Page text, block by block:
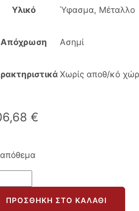
Υλικό Ύφασμα, Μέταλλο
Απόχρωση Ασημί
Χωρίς αποθ/κό
€
ΠΡΟΣΘΉΚΗ ΣΤΟ ΚΑΛΆΘΙ